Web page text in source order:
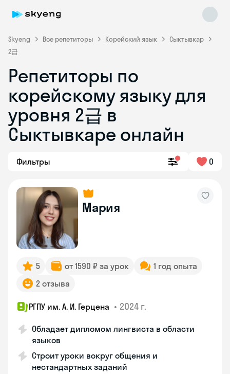
Skyeng Все репетиторы Корейский язык
Сыктывкар
2급
Репетиторы по
корейскому языку для
уровня 2급 в
Сыктывкаре онлайн
Фильтры 0
Мария
5 от 1590 ₽ за урок
1 год опыта
2 отзыва
РГПУ им. А. И. Герцена • 2024 г.
Обладает дипломом лингвиста в области
языков
Строит уроки вокруг общения и
нестандартных заданий
online